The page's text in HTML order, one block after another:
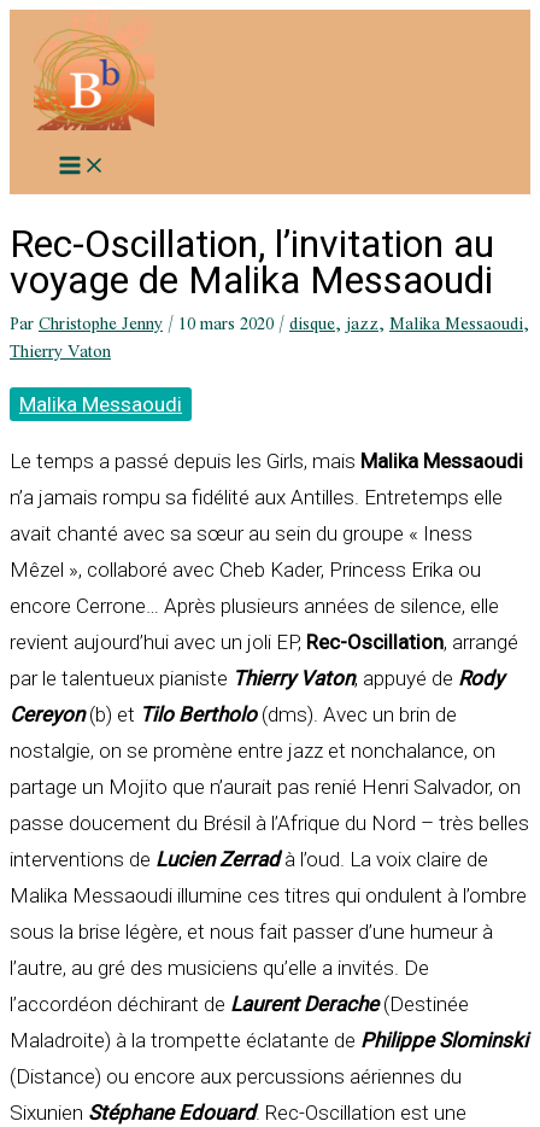
contenu
Rec-Oscillation, l’invitation au
voyage de Malika Messaoudi
ParChristophe Jenny/10 mars 2020/disque,jazz,Malika Messaoudi,
Thierry Vaton
Malika Messaoudi
Le temps a passé depuis les Girls, mais Malika Messaoudi
n’a jamais rompu sa fidélité aux Antilles. Entretemps elle
avait chanté avec sa sœur au sein du groupe « Iness
Mêzel », collaboré avec Cheb Kader, Princess Erika ou
encore Cerrone… Après plusieurs années de silence, elle
revient aujourd’hui avec un joli EP, Rec-Oscillation, arrangé
par le talentueux pianiste Thierry Vaton, appuyé de Rody
Cereyon(b) et Tilo Bertholo(dms). Avec un brin de
nostalgie, on se promène entre jazz et nonchalance, on
partage un Mojito que n’aurait pas renié Henri Salvador, on
passe doucement du Brésil à l’Afrique du Nord – très belles
interventions de Lucien Zerradà l’oud. La voix claire de
Malika Messaoudi illumine ces titres qui ondulent à l’ombre
sous la brise légère, et nous fait passer d’une humeur à
l’autre, au gré des musiciens qu’elle a invités. De
l’accordéon déchirant de Laurent Derache(Destinée
Maladroite) à la trompette éclatante de Philippe Slominski
(Distance) ou encore aux percussions aériennes du
Sixunien Stéphane Edouard. Rec-Oscillation est une